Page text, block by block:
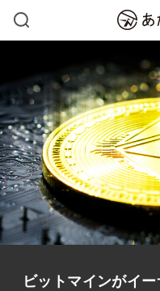
ビットマインがイ